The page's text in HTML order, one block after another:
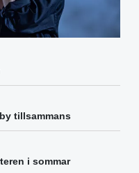
tillsammans
i sommar